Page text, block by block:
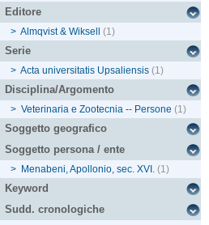
Editore
> Almqvist & Wiksell (1)
Serie
> Acta universitatis Upsaliensis (1)
Disciplina/Argomento
> Veterinaria e Zootecnia -- Persone (1)
Soggetto geografico
Soggetto persona / ente
> Menabeni, Apollonio, sec. XVI. (1)
Keyword
Sudd. cronologiche